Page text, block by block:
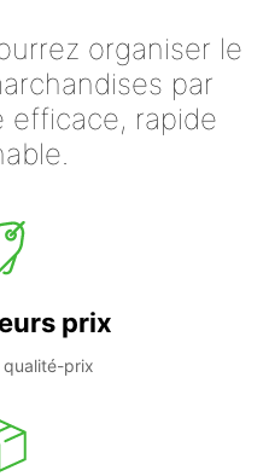
organiser le
par
efficace, rapide
prix
prix